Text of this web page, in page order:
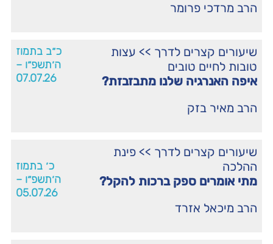
הרב מרדכי פרומר
שיעורים קצרים לדרך >> עצות
טובות לחיים טובים
איפה האנרגיה שלנו מתבזבזת?
הרב מאיר בזק
כ״ב בתמוז
ה׳תשפ״ו –
07.07.26
שיעורים קצרים לדרך >> פינת
ההלכה
מתי אומרים ספק ברכות להקל?
הרב מיכאל אזרד
כ׳ בתמוז
ה׳תשפ״ו –
05.07.26